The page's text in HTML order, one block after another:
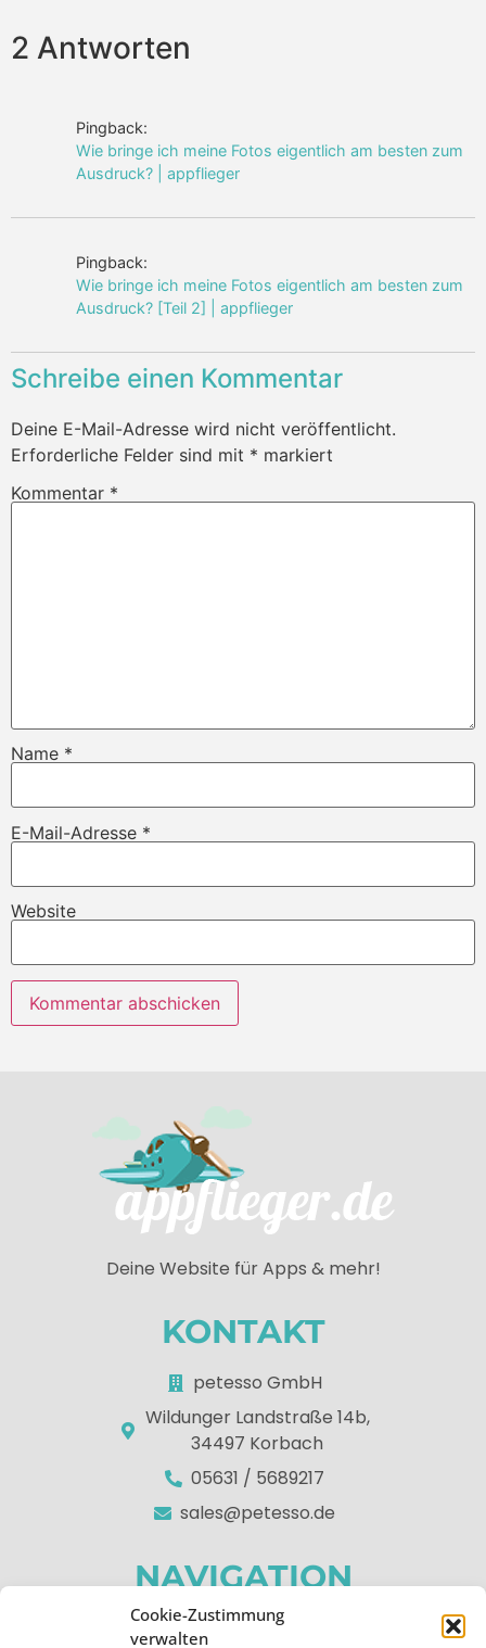
Cookie-Zustimmung
verwalten
2 Antworten
Pingback:
Wie bringe ich meine Fotos eigentlich am besten zum
Ausdruck? | appflieger
Pingback:
Wie bringe ich meine Fotos eigentlich am besten zum
Ausdruck? [Teil 2] | appflieger
Schreibe einen Kommentar
Deine E-Mail-Adresse wird nicht veröffentlicht.
Erforderliche Felder sind mit * markiert
Kommentar *
Name *
E-Mail-Adresse *
Website
Deine Website für Apps & mehr!
KONTAKT
petesso GmbH
Wildunger Landstraße 14b,
34497 Korbach
05631 / 5689217
sales@petesso.de
NAVIGATION
Home